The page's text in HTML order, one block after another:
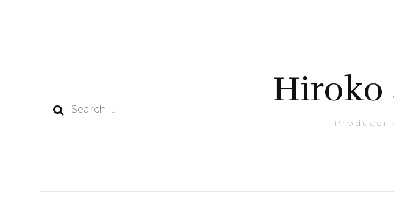
Search
Hiroko
Producer